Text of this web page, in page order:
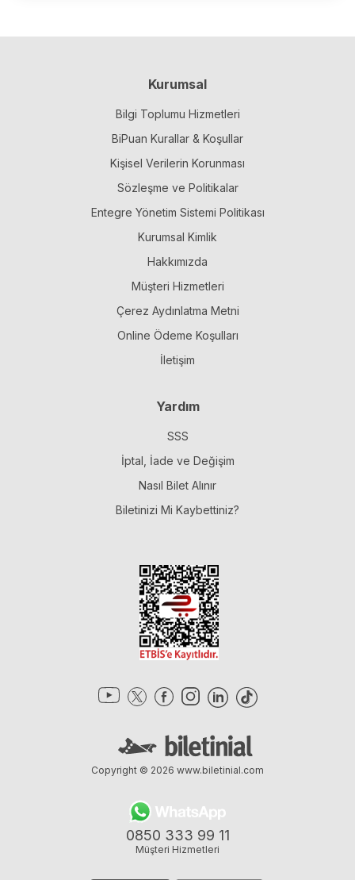
Kurumsal
Bilgi Toplumu Hizmetleri
BiPuan Kurallar & Koşullar
Kişisel Verilerin Korunması
Sözleşme ve Politikalar
Entegre Yönetim Sistemi Politikası
Kurumsal Kimlik
Hakkımızda
Müşteri Hizmetleri
Çerez Aydınlatma Metni
Online Ödeme Koşulları
İletişim
Yardım
SSS
İptal, İade ve Değişim
Nasıl Bilet Alınır
Biletinizi Mi Kaybettiniz?
0850 333 99 11
Müşteri Hizmetleri
Copyright © 2026 www.biletinial.com